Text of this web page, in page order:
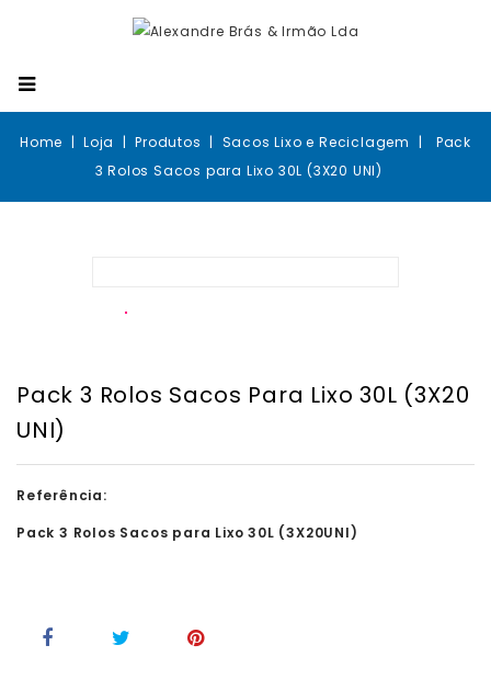
Home Loja Produtos Sacos Lixo e Reciclagem
Pack
3 Rolos Sacos para Lixo 30L (3X20 UNI)
Pack 3 Rolos Sacos Para Lixo 30L (3X20
UNI)
Referência:
Pack 3 Rolos Sacos para Lixo 30L (3X20UNI)